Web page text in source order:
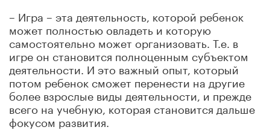
– Игра – эта деятельность, которой ребенок
может полностью овладеть и которую
самостоятельно может организовать. Т.е. в
игре он становится полноценным субъектом
деятельности. И это важный опыт, который
потом ребенок сможет перенести на другие
более взрослые виды деятельности, и прежде
всего на учебную, которая становится дальше
фокусом развития.